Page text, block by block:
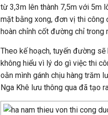
từ 3,3m lên thành 7,5m với 5m
mặt bằng xong, đơn vị thi công
hoàn chỉnh cốt đường chỉ trong
Theo kế hoạch, tuyến đường
không hiểu vì lý do gì việc thi
oằn mình gánh chịu hàng trăm
Nga Khê lưu thông qua đã tạo